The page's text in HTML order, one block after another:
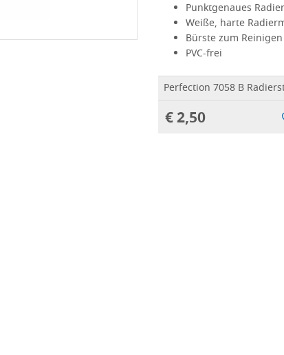
Punktgenaues
Weiße, harte
Bürste zum
PVC-frei
Perfection 7058 B
€ 2,50